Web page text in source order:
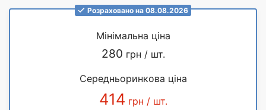
Розраховано на 08.08.2026
Мінімальна ціна
280 грн / шт.
Середньоринкова ціна
414 грн / шт.